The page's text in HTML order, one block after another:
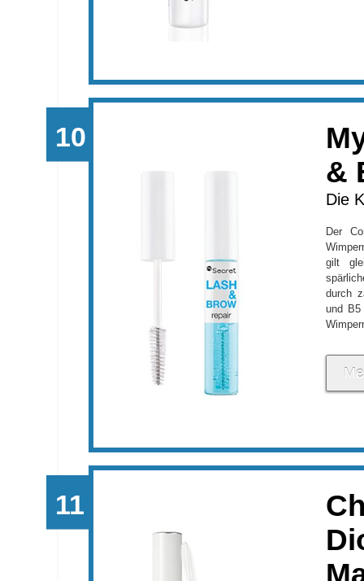
&
Die
Der
gilt
durch
und B5